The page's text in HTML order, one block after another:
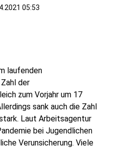
05:53
laufenden
der
zum Vorjahr um 17
sank auch die Zahl
Laut Arbeitsagentur
bei Jugendlichen
Verunsicherung. Viele